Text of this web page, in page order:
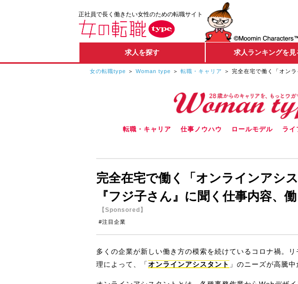
正社員で長く働きたい女性のための転職サイト
求人を探す 求人ランキングを見
女の転職type Woman type 転職・キャリア 完全在宅で働く「オン
転職・キャリア 仕事ノウハウ ロールモデル ライ
完全在宅で働く「オンラインアシ
『フジ子さん』に聞く仕事内容、
【Sponsored】
#注目企業
多くの企業が新しい働き方の模索を続けているコロナ禍。
理によって、「オンラインアシスタント 」のニーズが高騰中